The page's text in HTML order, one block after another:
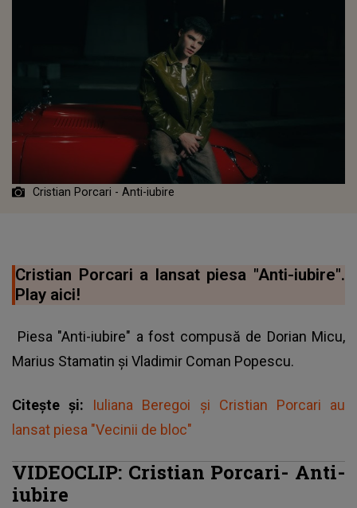
Cristian Porcari - Anti-iubire
Cristian Porcari a lansat piesa "Anti-iubire".
Play aici!
Piesa "Anti-iubire" a fost compusă de Dorian Micu,
Marius Stamatin și Vladimir Coman Popescu.
Citește și: Iuliana Beregoi și Cristian Porcari au
lansat piesa "Vecinii de bloc"
VIDEOCLIP: Cristian Porcari- Anti-
iubire